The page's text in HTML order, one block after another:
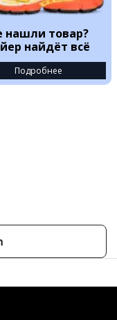
нашли товар?
найдёт всё
Подробнее